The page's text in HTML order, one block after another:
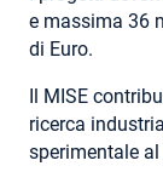
e massima 36
di Euro.
Il MISE
ricerca
sperimentale al